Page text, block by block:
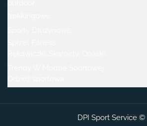
DPI Sport Service ©